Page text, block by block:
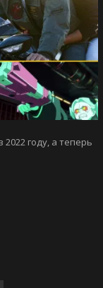
году, а теперь